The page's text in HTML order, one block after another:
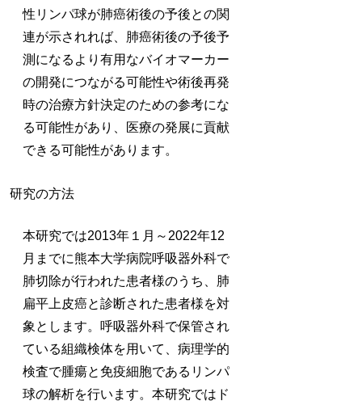
性リンパ球が肺癌術後の予後との関
連が示されれば、肺癌術後の予後予
測になるより有用なバイオマーカー
の開発につながる可能性や術後再発
時の治療方針決定のための参考にな
る可能性があり、医療の発展に貢献
できる可能性があります。
研究の方法
本研究では2013年１月～2022年12
月までに熊本大学病院呼吸器外科で
肺切除が行われた患者様のうち、肺
扁平上皮癌と診断された患者様を対
象とします。呼吸器外科で保管され
ている組織検体を用いて、病理学的
検査で腫瘍と免疫細胞であるリンパ
球の解析を行います。本研究ではド